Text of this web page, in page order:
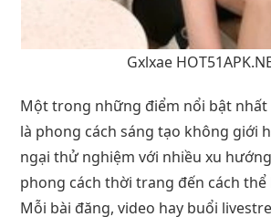
Gxlxae
Một trong những điểm nổi bật nhất
là phong cách sáng tạo không giới
ngại thử nghiệm với nhiều xu
phong cách thời trang đến cách
Mỗi bài đăng, video hay buổi